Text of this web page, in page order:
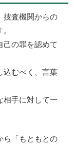
捜査機関からの
の罪を認めて
込むべく、言葉
相手に対して一
ら「もともとの